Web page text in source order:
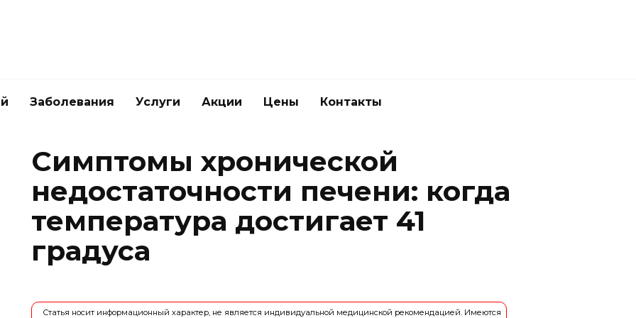
Заболевания Услуги Акции Цены Контакты
Симптомы хронической
недостаточности печени: когда
температура достигает 41
градуса
Статья носит информационный характер, не является индивидуальной медицинской рекомендацией. Имеются